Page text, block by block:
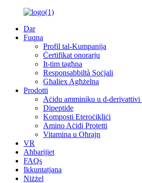
Dar
Fuqna
Profil tal-Kumpanija
Ċertifikat onorarju
It-tim tagħna
Responsabbiltà Soċjali
Għaliex Agħżelna
Prodotti
Aċidu amminiku u d-derivattivi
Dipeptide
Komposti Eteroċikliċi
Amino Aċidi Protetti
Vitamina u Oħrajn
VR
Aħbarijiet
FAQs
Ikkuntatjana
Niżżel